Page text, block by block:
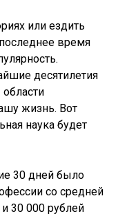
или ездить
время
десятилетия
жизнь. Вот
наука будет
30 дней было
со средней
30 000 рублей